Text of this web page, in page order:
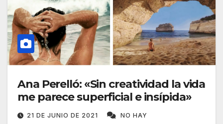
Ana Perelló: «Sin creatividad la vida
me parece superficial e insípida»
21 DE JUNIO DE 2021
NO HAY